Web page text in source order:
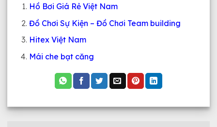
Hồ Bơi Giá Rẻ Việt Nam
Đồ Chơi Sự Kiện – Đồ Chơi Team building
Hitex Việt Nam
Mái che bạt căng